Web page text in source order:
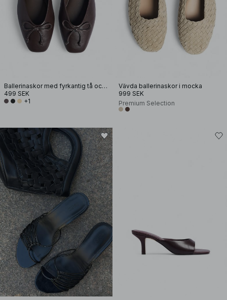
Ballerinaskor med fyrkantig tå och rosett
499 SEK
+1
Vävda ballerinaskor i mocka
999 SEK
Premium Selection